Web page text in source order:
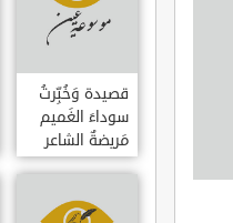
قصيدة وَخُبِّرتُ
سوداءَ الغَميم
مَريضةٌ الشاعر
العوام بن عقبة